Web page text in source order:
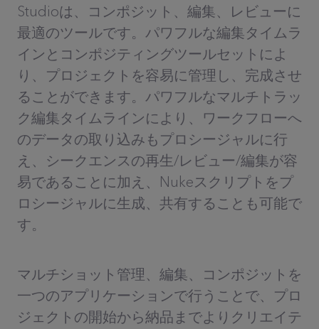
Studioは、コンポジット、編集、レビューに
最適のツールです。パワフルな編集タイムラ
インとコンポジティングツールセットによ
り、プロジェクトを容易に管理し、完成させ
ることができます。パワフルなマルチトラッ
ク編集タイムラインにより、ワークフローへ
のデータの取り込みもプロシージャルに行
え、シークエンスの再生/レビュー/編集が容
易であることに加え、Nukeスクリプトをプ
ロシージャルに生成、共有することも可能で
す。
マルチショット管理、編集、コンポジットを
一つのアプリケーションで行うことで、プロ
ジェクトの開始から納品までよりクリエイテ